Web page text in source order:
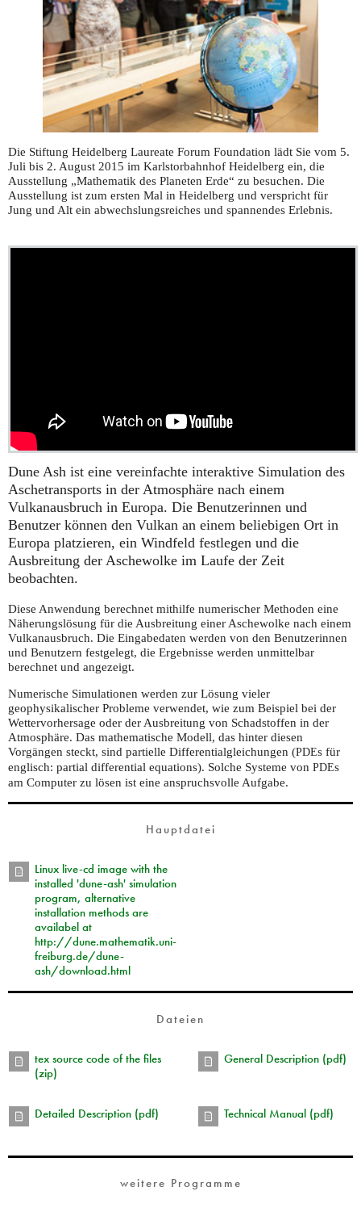
Die Stiftung Heidelberg Laureate Forum Foundation lädt Sie vom 5.
Juli bis 2. August 2015 im Karlstorbahnhof Heidelberg ein, die
Ausstellung „Mathematik des Planeten Erde“ zu besuchen. Die
Ausstellung ist zum ersten Mal in Heidelberg und verspricht für
Jung und Alt ein abwechslungsreiches und spannendes Erlebnis.
Dune Ash ist eine vereinfachte interaktive Simulation des
Aschetransports in der Atmosphäre nach einem
Vulkanausbruch in Europa. Die Benutzerinnen und
Benutzer können den Vulkan an einem beliebigen Ort in
Europa platzieren, ein Windfeld festlegen und die
Ausbreitung der Aschewolke im Laufe der Zeit
beobachten.
Diese Anwendung berechnet mithilfe numerischer Methoden eine
Näherungslösung für die Ausbreitung einer Aschewolke nach einem
Vulkanausbruch. Die Eingabedaten werden von den Benutzerinnen
und Benutzern festgelegt, die Ergebnisse werden unmittelbar
berechnet und angezeigt.
Numerische Simulationen werden zur Lösung vieler
geophysikalischer Probleme verwendet, wie zum Beispiel bei der
Wettervorhersage oder der Ausbreitung von Schadstoffen in der
Atmosphäre. Das mathematische Modell, das hinter diesen
Vorgängen steckt, sind partielle Differentialgleichungen (PDEs für
englisch: partial differential equations). Solche Systeme von PDEs
am Computer zu lösen ist eine anspruchsvolle Aufgabe.
Hauptdatei
Linux live-cd image with the
installed 'dune-ash' simulation
program, alternative
installation methods are
availabel at
http://dune.mathematik.uni-
freiburg.de/dune-
ash/download.html
Dateien
tex source code of the files
(zip)
General Description (pdf)
Detailed Description (pdf) Technical Manual (pdf)
weitere Programme